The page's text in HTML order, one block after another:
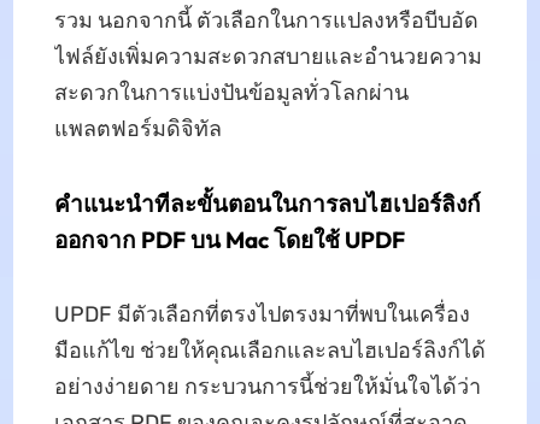
รวม นอกจากนี้ ตัวเลือกในการแปลงหรือบีบอัด
ไฟล์ยังเพิ่มความสะดวกสบายและอํานวยความ
สะดวกในการแบ่งปันข้อมูลทั่วโลกผ่าน
แพลตฟอร์มดิจิทัล
คําแนะนําทีละขั้นตอนในการลบไฮเปอร์ลิงก์
ออกจาก PDF บน Mac โดยใช้ UPDF
UPDF มีตัวเลือกที่ตรงไปตรงมาที่พบในเครื่อง
มือแก้ไข ช่วยให้คุณเลือกและลบไฮเปอร์ลิงก์ได้
อย่างง่ายดาย กระบวนการนี้ช่วยให้มั่นใจได้ว่า